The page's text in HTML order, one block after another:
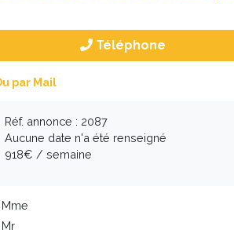
Téléphone
par Mail
Réf. annonce : 2087
Aucune date n'a été renseigné
918€ / semaine
Mme
Mr